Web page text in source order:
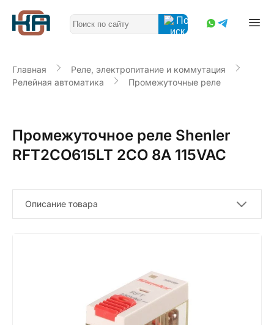
Главная
Реле, электропитание и коммутация
Релейная автоматика
Промежуточные реле
Промежуточное реле Shenler
RFT2CO615LT 2CO 8A 115VAC
Описание товара